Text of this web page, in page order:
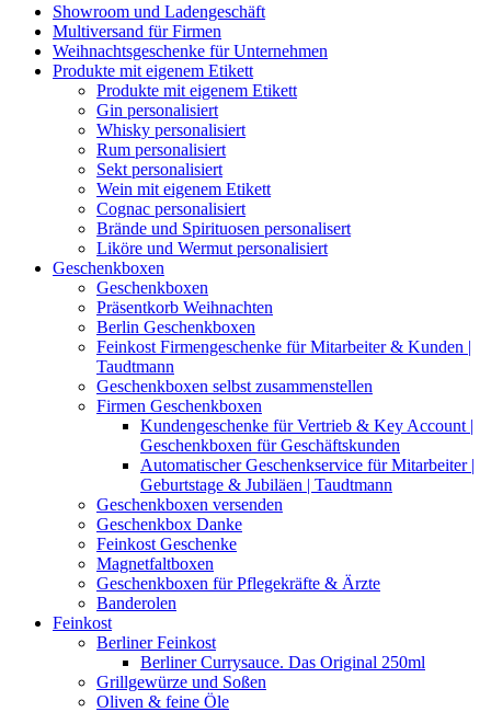
Showroom und Ladengeschäft
Multiversand für Firmen
Weihnachtsgeschenke für Unternehmen
Produkte mit eigenem Etikett
Produkte mit eigenem Etikett
Gin personalisiert
Whisky personalisiert
Rum personalisiert
Sekt personalisiert
Wein mit eigenem Etikett
Cognac personalisiert
Brände und Spirituosen personalisert
Liköre und Wermut personalisiert
Geschenkboxen
Geschenkboxen
Präsentkorb Weihnachten
Berlin Geschenkboxen
Feinkost Firmengeschenke für Mitarbeiter & Kunden |
Taudtmann
Geschenkboxen selbst zusammenstellen
Firmen Geschenkboxen
Kundengeschenke für Vertrieb & Key Account |
Geschenkboxen für Geschäftskunden
Automatischer Geschenkservice für Mitarbeiter |
Geburtstage & Jubiläen | Taudtmann
Geschenkboxen versenden
Geschenkbox Danke
Feinkost Geschenke
Magnetfaltboxen
Geschenkboxen für Pflegekräfte & Ärzte
Banderolen
Feinkost
Berliner Feinkost
Berliner Currysauce. Das Original 250ml
Grillgewürze und Soßen
Oliven & feine Öle